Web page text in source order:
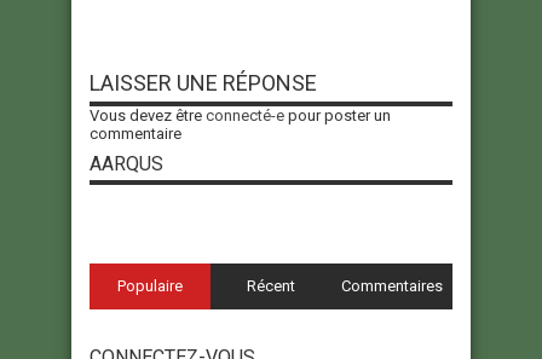
LAISSER UNE RÉPONSE
Vous devez être connecté-e pour poster un
commentaire
AARQUS
Populaire Récent Commentaires